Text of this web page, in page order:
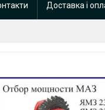
Доставка і